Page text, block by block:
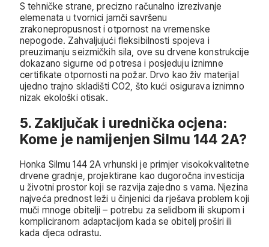
S tehničke strane, precizno računalno izrezivanje
elemenata u tvornici jamči savršenu
zrakonepropusnost i otpornost na vremenske
nepogode. Zahvaljujući fleksibilnosti spojeva i
preuzimanju seizmičkih sila, ove su drvene konstrukcije
dokazano sigurne od potresa i posjeduju iznimne
certifikate otpornosti na požar. Drvo kao živ materijal
ujedno trajno skladišti CO2, što kući osigurava iznimno
nizak ekološki otisak.
5. Zaključak i urednička ocjena:
Kome je namijenjen Silmu 144 2A?
Honka Silmu 144 2A vrhunski je primjer visokokvalitetne
drvene gradnje, projektirane kao dugoročna investicija
u životni prostor koji se razvija zajedno s vama. Njezina
najveća prednost leži u činjenici da rješava problem koji
muči mnoge obitelji – potrebu za selidbom ili skupom i
kompliciranom adaptacijom kada se obitelj proširi ili
kada djeca odrastu.